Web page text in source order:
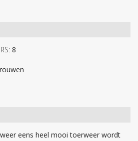
8
eens heel mooi toerweer wordt